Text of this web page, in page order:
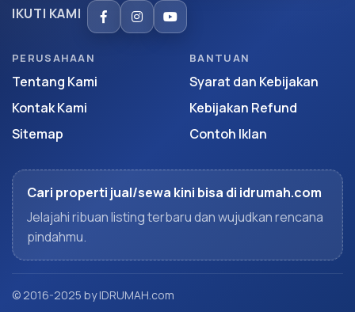
IKUTI KAMI
PERUSAHAAN
Tentang Kami
Kontak Kami
Sitemap
BANTUAN
Syarat dan Kebijakan
Kebijakan Refund
Contoh Iklan
Cari properti jual/sewa kini bisa di idrumah.com
Jelajahi ribuan listing terbaru dan wujudkan rencana
pindahmu.
© 2016-2025 by IDRUMAH.com